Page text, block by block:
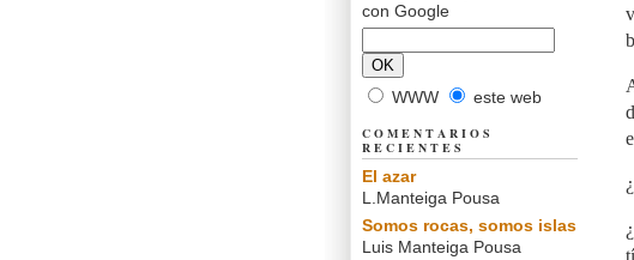
con Google
WWW este web
COMENTARIOS
RECIENTES
El azar
L.Manteiga Pousa
Somos rocas, somos islas
Luis Manteiga Pousa